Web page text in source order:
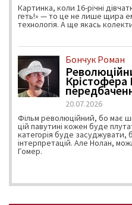
Картинка, коли 16-річні
геть!» — то це не лише щира
технологія. А ще якась
Бончук Роман
20.07.2026
Фільм революційний, бо має
цій павутині кожен буде
категорія буде засуджувати,
інтерпретацій. Але Нолан,
Гомер.